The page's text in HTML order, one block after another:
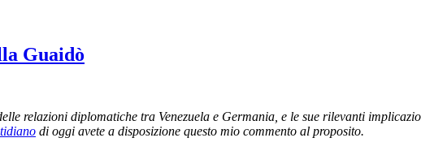
Guaidò
relazioni diplomatiche tra Venezuela e Germania, e le sue rilevanti
di oggi avete a disposizione questo mio commento al proposito.